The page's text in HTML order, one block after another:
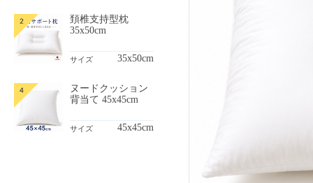
頚椎支持型枕
35x50cm
サイズ 35x50cm
ヌードクッション
背当て 45x45cm
サイズ 45x45cm